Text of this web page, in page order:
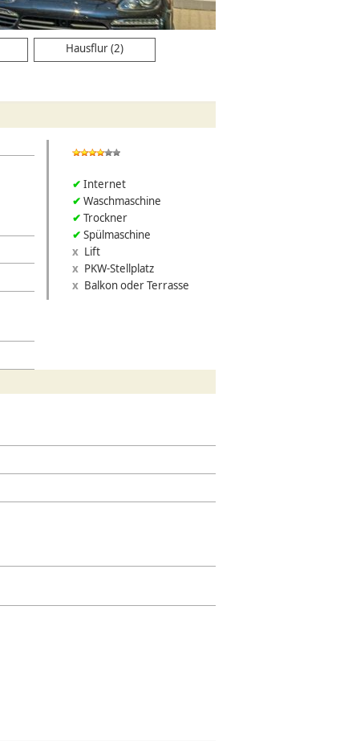
Hausflur (2)
Internet
Waschmaschine
Trockner
Spülmaschine
Lift
PKW-Stellplatz
Balkon oder Terrasse